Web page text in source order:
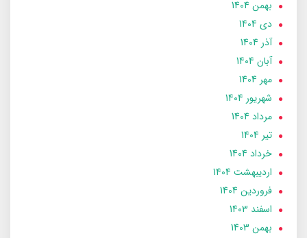
بهمن 1404
دی 1404
آذر 1404
آبان 1404
مهر 1404
شهریور 1404
مرداد 1404
تير 1404
خرداد 1404
ارديبهشت 1404
فروردین 1404
اسفند 1403
بهمن 1403